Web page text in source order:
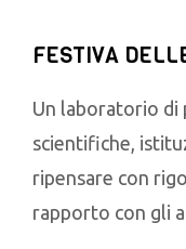
FESTIVA
Un laboratorio di
scientifiche,
ripensare con
rapporto con gli